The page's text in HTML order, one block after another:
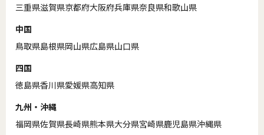
三重県滋賀県京都府大阪府兵庫県奈良県和歌山県
中国
鳥取県島根県岡山県広島県山口県
四国
徳島県香川県愛媛県高知県
九州・沖縄
福岡県佐賀県長崎県熊本県大分県宮崎県鹿児島県沖縄県